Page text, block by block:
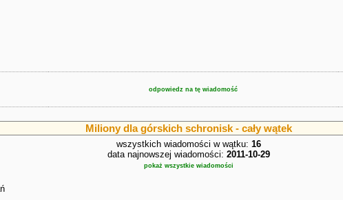
odpowiedz na tę wiadomość
Miliony dla górskich schronisk - cały wątek
wszystkich wiadomości w wątku: 16
data najnowszej wiadomości: 2011-10-29
pokaż wszystkie wiadomości